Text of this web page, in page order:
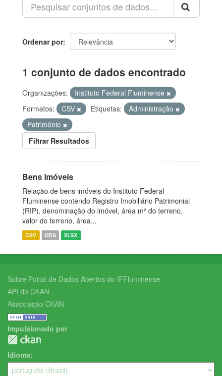
Ordenar por
1 conjunto de dados encontrado
Organizações:
Instituto Federal Fluminense
Formatos:
CSV Etiquetas:
Administração
Patrimônio
Filtrar Resultados
Bens Imóveis
Relação de bens imóveis do Instituto Federal
Fluminense contendo Registro Imobiliário Patrimonial
(RIP), denominação do imóvel, área m² do terreno,
valor do terreno, área...
CSV ODS XLSX
Sobre Portal de Dados Abertos do IFFluminense
API do CKAN
Associação CKAN
Impulsionado por
Idioma